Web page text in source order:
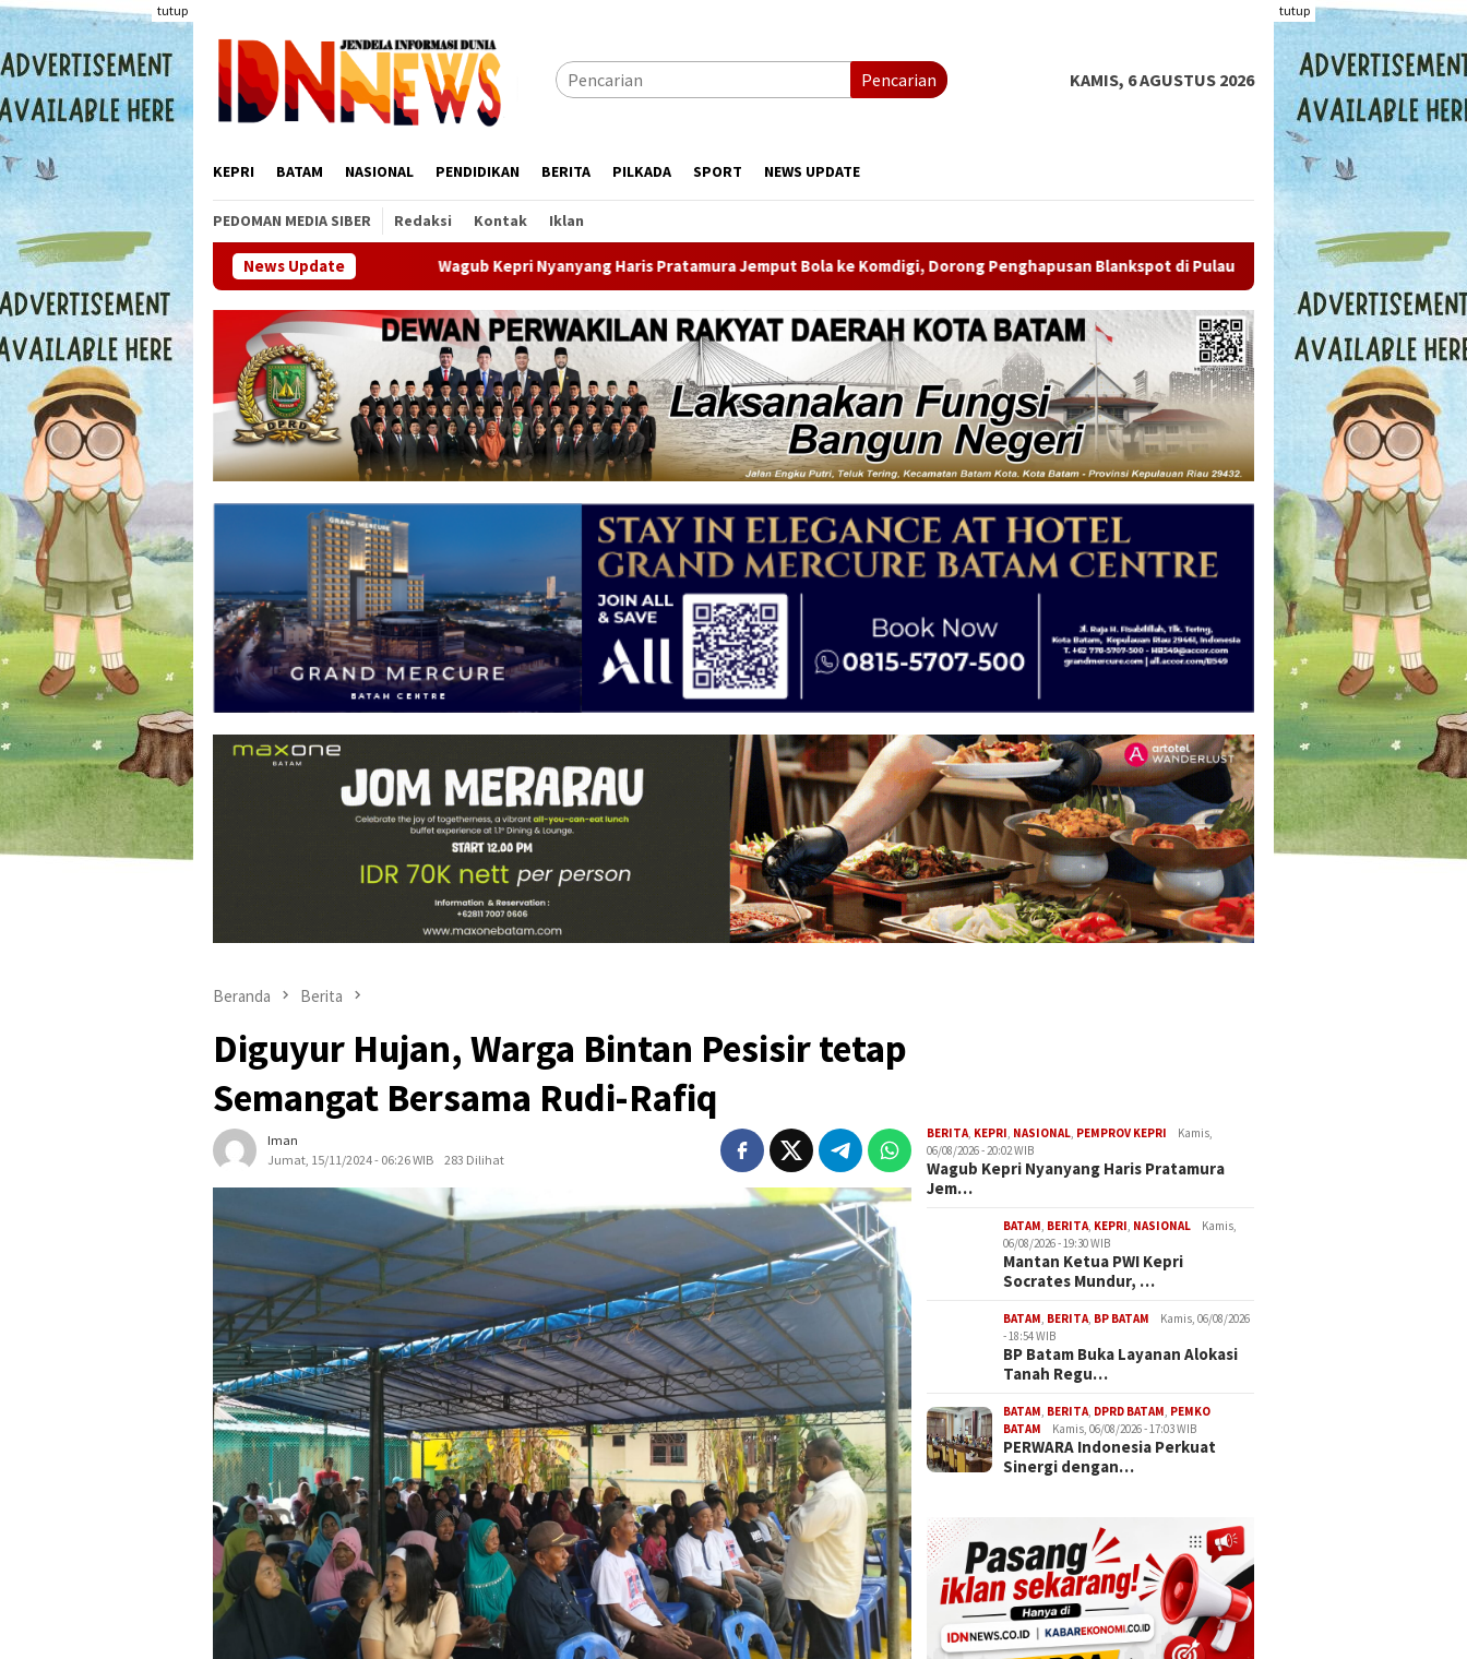
Loncat
ke
konten
tutup tutup
Pencarian KAMIS, 6 AGUSTUS 2026
KEPRI BATAM NASIONAL PENDIDIKAN BERITA PILKADA SPORT NEWS UPDATE
PEDOMAN MEDIA SIBER Redaksi Kontak Iklan
News Update
Wagub Kepri Nyanyang Haris Pratamura Jemput Bola ke Komdigi, Dorong Penghapusan Blankspot di Pulau Terluar Mantan Ketua PWI Kepri Socrates Mundur,
Beranda Berita
Diguyur Hujan, Warga Bintan Pesisir tetap
Semangat Bersama Rudi-Rafiq
Iman
Jumat, 15/11/2024 - 06:26 WIB
283 Dilihat
BERITA, KEPRI, NASIONAL, PEMPROV KEPRI
Kamis,
06/08/2026 - 20:02 WIB
Wagub Kepri Nyanyang Haris Pratamura
Jem…
BATAM, BERITA, KEPRI, NASIONAL
Kamis,
06/08/2026 - 19:30 WIB
Mantan Ketua PWI Kepri
Socrates Mundur, …
BATAM, BERITA, BP BATAM
Kamis, 06/08/2026
- 18:54 WIB
BP Batam Buka Layanan Alokasi
Tanah Regu…
BATAM, BERITA, DPRD BATAM, PEMKO
BATAM
Kamis, 06/08/2026 - 17:03 WIB
PERWARA Indonesia Perkuat
Sinergi dengan…